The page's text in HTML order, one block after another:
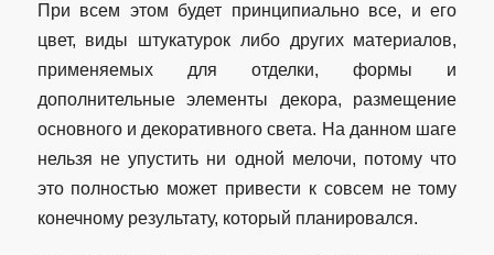
При всем этом будет принципиально все, и его
цвет, виды штукатурок либо других материалов,
применяемых для отделки, формы и
дополнительные элементы декора, размещение
основного и декоративного света. На данном шаге
нельзя не упустить ни одной мелочи, потому что
это полностью может привести к совсем не тому
конечному результату, который планировался.